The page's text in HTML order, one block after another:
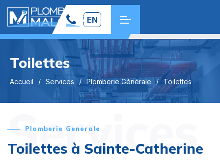
EN
Toilettes
Accueil Services Plomberie Générale Toilettes
Services
Plomberie Generale
Toilettes à Sainte-Catherine